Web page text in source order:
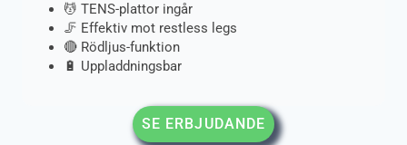
💆 TENS-plattor ingår
🦵 Effektiv mot restless legs
🔴 Rödljus-funktion
🔋 Uppladdningsbar
SE ERBJUDANDE